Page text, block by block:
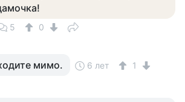
5 0
мимо. 6 лет 1